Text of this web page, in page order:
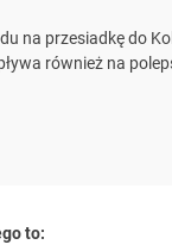
na przesiadkę do
również na
to: